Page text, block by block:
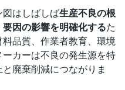
はしばしば生産不良の根
因の影響を明確化するた
品質、作業者教育、環境
カーは不良の発生源を特
廃棄削減につながりま